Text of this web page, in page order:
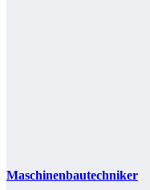
Maschinenbautechniker